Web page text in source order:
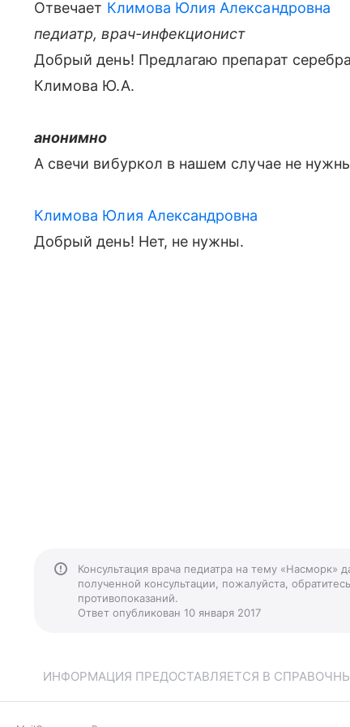
Отвечает Климова Юлия Александровна
педиатр, врач-инфекционист
Добрый день! Предлагаю препарат
Климова Ю.А.
анонимно
А свечи вибуркол в нашем случае не
Климова Юлия Александровна
Добрый день! Нет, не нужны.
Консультация врача педиатра на тему «Насморк»
полученной консультации, пожалуйста,
противопоказаний.
Ответ опубликован 10 января 2017
ИНФОРМАЦИЯ ПРЕДОСТАВЛЯЕТСЯ В